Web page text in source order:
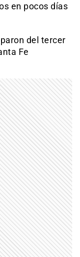
en pocos días
del tercer
Fe